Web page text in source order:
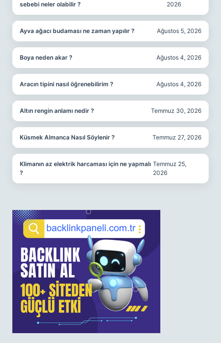
sebebi neler olabilir ?
2026
Ayva ağacı budaması ne zaman yapılır ? Ağustos 5, 2026
Boya neden akar ? Ağustos 4, 2026
Aracın tipini nasıl öğrenebilirim ? Ağustos 4, 2026
Altın rengin anlamı nedir ? Temmuz 30, 2026
Küsmek Almanca Nasıl Söylenir ? Temmuz 27, 2026
Klimanın az elektrik harcaması için ne yapmalı
?
Temmuz 25,
2026